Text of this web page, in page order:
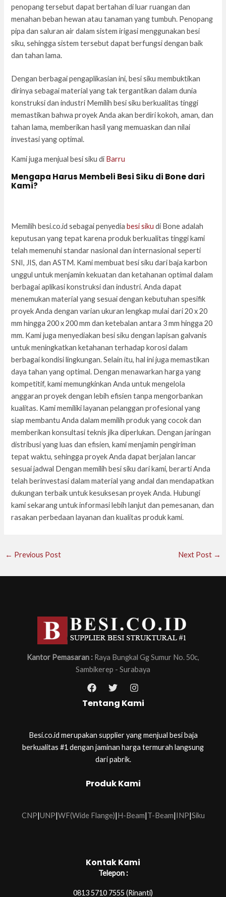
penopang tersebut dapat bertahan di luar ruangan dan
menahan beban hewan atau tanaman yang tumbuh. Penopang
pipa dan saluran air dalam sistem irigasi menggunakan besi
siku, sehingga sistem tersebut dapat berfungsi dengan baik
dan tahan lama.
Dengan berbagai pengaplikasian ini, besi siku membuktikan
dirinya sebagai material yang tak tergantikan dalam dunia
konstruksi dan industri Memilih besi siku berkualitas tinggi
memastikan bahwa proyek Anda akan berdiri kokoh, aman, dan
tahan lama, memberikan hasil yang memuaskan dan nilai
investasi yang optimal.
Kami juga menjual besi siku di Barru
Mengapa Harus Membeli Besi Siku di Bone dari
Kami?
Memilih besi.co.id sebagai penyediabesi siku di Bone adalah
keputusan yang tepat karena produk berkualitas tinggi kami
telah memenuhi standar nasional dan internasional seperti
SNI, JIS, dan ASTM. Kami membuat besi siku dari baja karbon
unggul untuk menjamin kekuatan dan ketahanan optimal dalam
berbagai aplikasi konstruksi dan industri. Anda dapat
menemukan material yang sesuai dengan kebutuhan spesifik
proyek Anda dengan varian ukuran lengkap mulai dari 20 x 20
mm hingga 200 x 200 mm dan ketebalan antara 3 mm hingga 20
mm. Kami juga menyediakan besi siku dengan lapisan galvanis
untuk meningkatkan ketahanan terhadap korosi dalam
berbagai kondisi lingkungan. Selain itu, hal ini juga memastikan
daya tahan yang optimal. Dengan menawarkan harga yang
kompetitif, kami memungkinkan Anda untuk mengelola
anggaran proyek dengan lebih efisien tanpa mengorbankan
kualitas. Kami memiliki layanan pelanggan profesional yang
siap membantu Anda dalam memilih produk yang cocok dan
memberikan konsultasi teknis jika diperlukan. Dengan jaringan
distribusi yang luas dan efisien, kami menjamin pengiriman
tepat waktu, sehingga proyek Anda dapat berjalan lancar
sesuai jadwal Dengan memilih besi siku dari kami, berarti Anda
telah berinvestasi dalam material yang andal dan mendapatkan
dukungan terbaik untuk kesuksesan proyek Anda. Hubungi
kami sekarang untuk informasi lebih lanjut dan pemesanan, dan
rasakan perbedaan layanan dan kualitas produk kami.
← Previous Post Next Post →
Kantor Pemasaran : Raya Bungkal Gg Sumur No. 50c,
Sambikerep - Surabaya
Tentang Kami
Besi.co.id merupakan supplier yang menjual besi baja
berkualitas #1 dengan jaminan harga termurah langsung
dari pabrik.
Produk Kami
CNP|UNP|WF(Wide Flange)|H-Beam|T-Beam|INP|Siku
Kontak Kami
Telepon :
0813 5710 7555 (Rinanti)